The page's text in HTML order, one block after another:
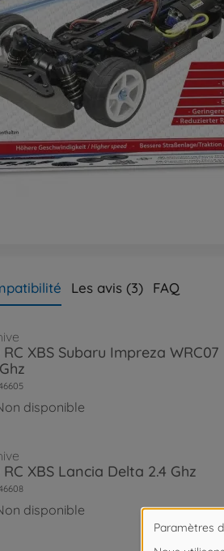
Les avis (3) FAQ
RC XBS Subaru Impreza WRC07
disponible
RC XBS Lancia Delta 2.4 Ghz
disponible